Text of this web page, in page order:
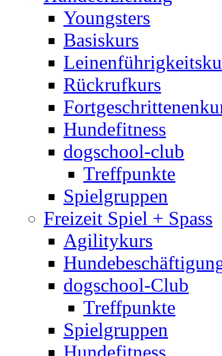
Youngsters
Basiskurs
Rückrufkurs
Hundefitness
dogschool-club
Treffpunkte
Spielgruppen
Freizeit Spiel + Spass
Agilitykurs
dogschool-Club
Treffpunkte
Spielgruppen
Hundefitness